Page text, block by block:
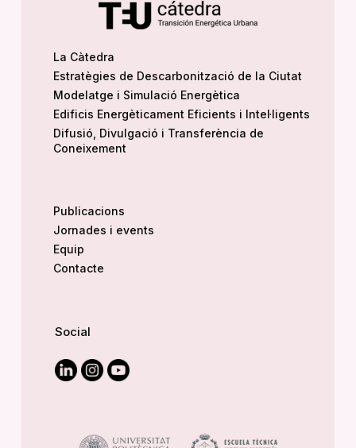
La Càtedra
Estratègies de Descarbonització de la Ciutat
Modelatge i Simulació Energètica
Edificis Energèticament Eficients i Intel·ligents
Difusió, Divulgació i Transferència de
Coneixement
Publicacions
Jornades i events
Equip
Contacte
Social